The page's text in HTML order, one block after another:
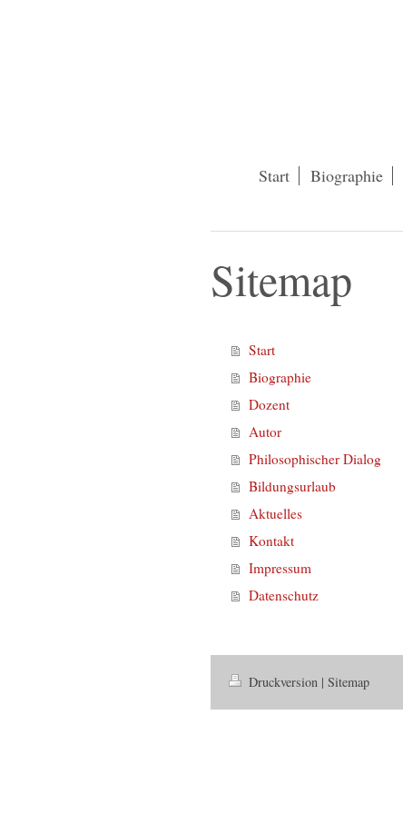
Start Biographie
Sitemap
Start
Biographie
Dozent
Autor
Philosophischer Dialog
Bildungsurlaub
Aktuelles
Kontakt
Impressum
Datenschutz
Druckversion | Sitemap